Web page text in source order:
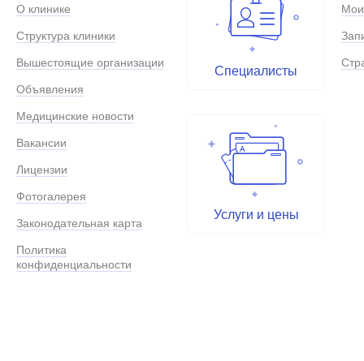
О клинике
Структура клиники
Вышестоящие организации
Объявления
Медицинские новости
Вакансии
Лицензии
Фотогалерея
Законодательная карта
Политика
конфиденциальности
Специалисты
Услуги и цены